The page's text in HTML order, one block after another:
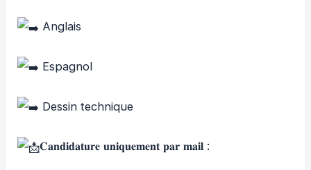
Anglais
Espagnol
Dessin technique
𝐂𝐚𝐧𝐝𝐢𝐝𝐚𝐭𝐮𝐫𝐞 𝐮𝐧𝐢𝐪𝐮𝐞𝐦𝐞𝐧𝐭 𝐩𝐚𝐫 𝐦𝐚𝐢𝐥 :